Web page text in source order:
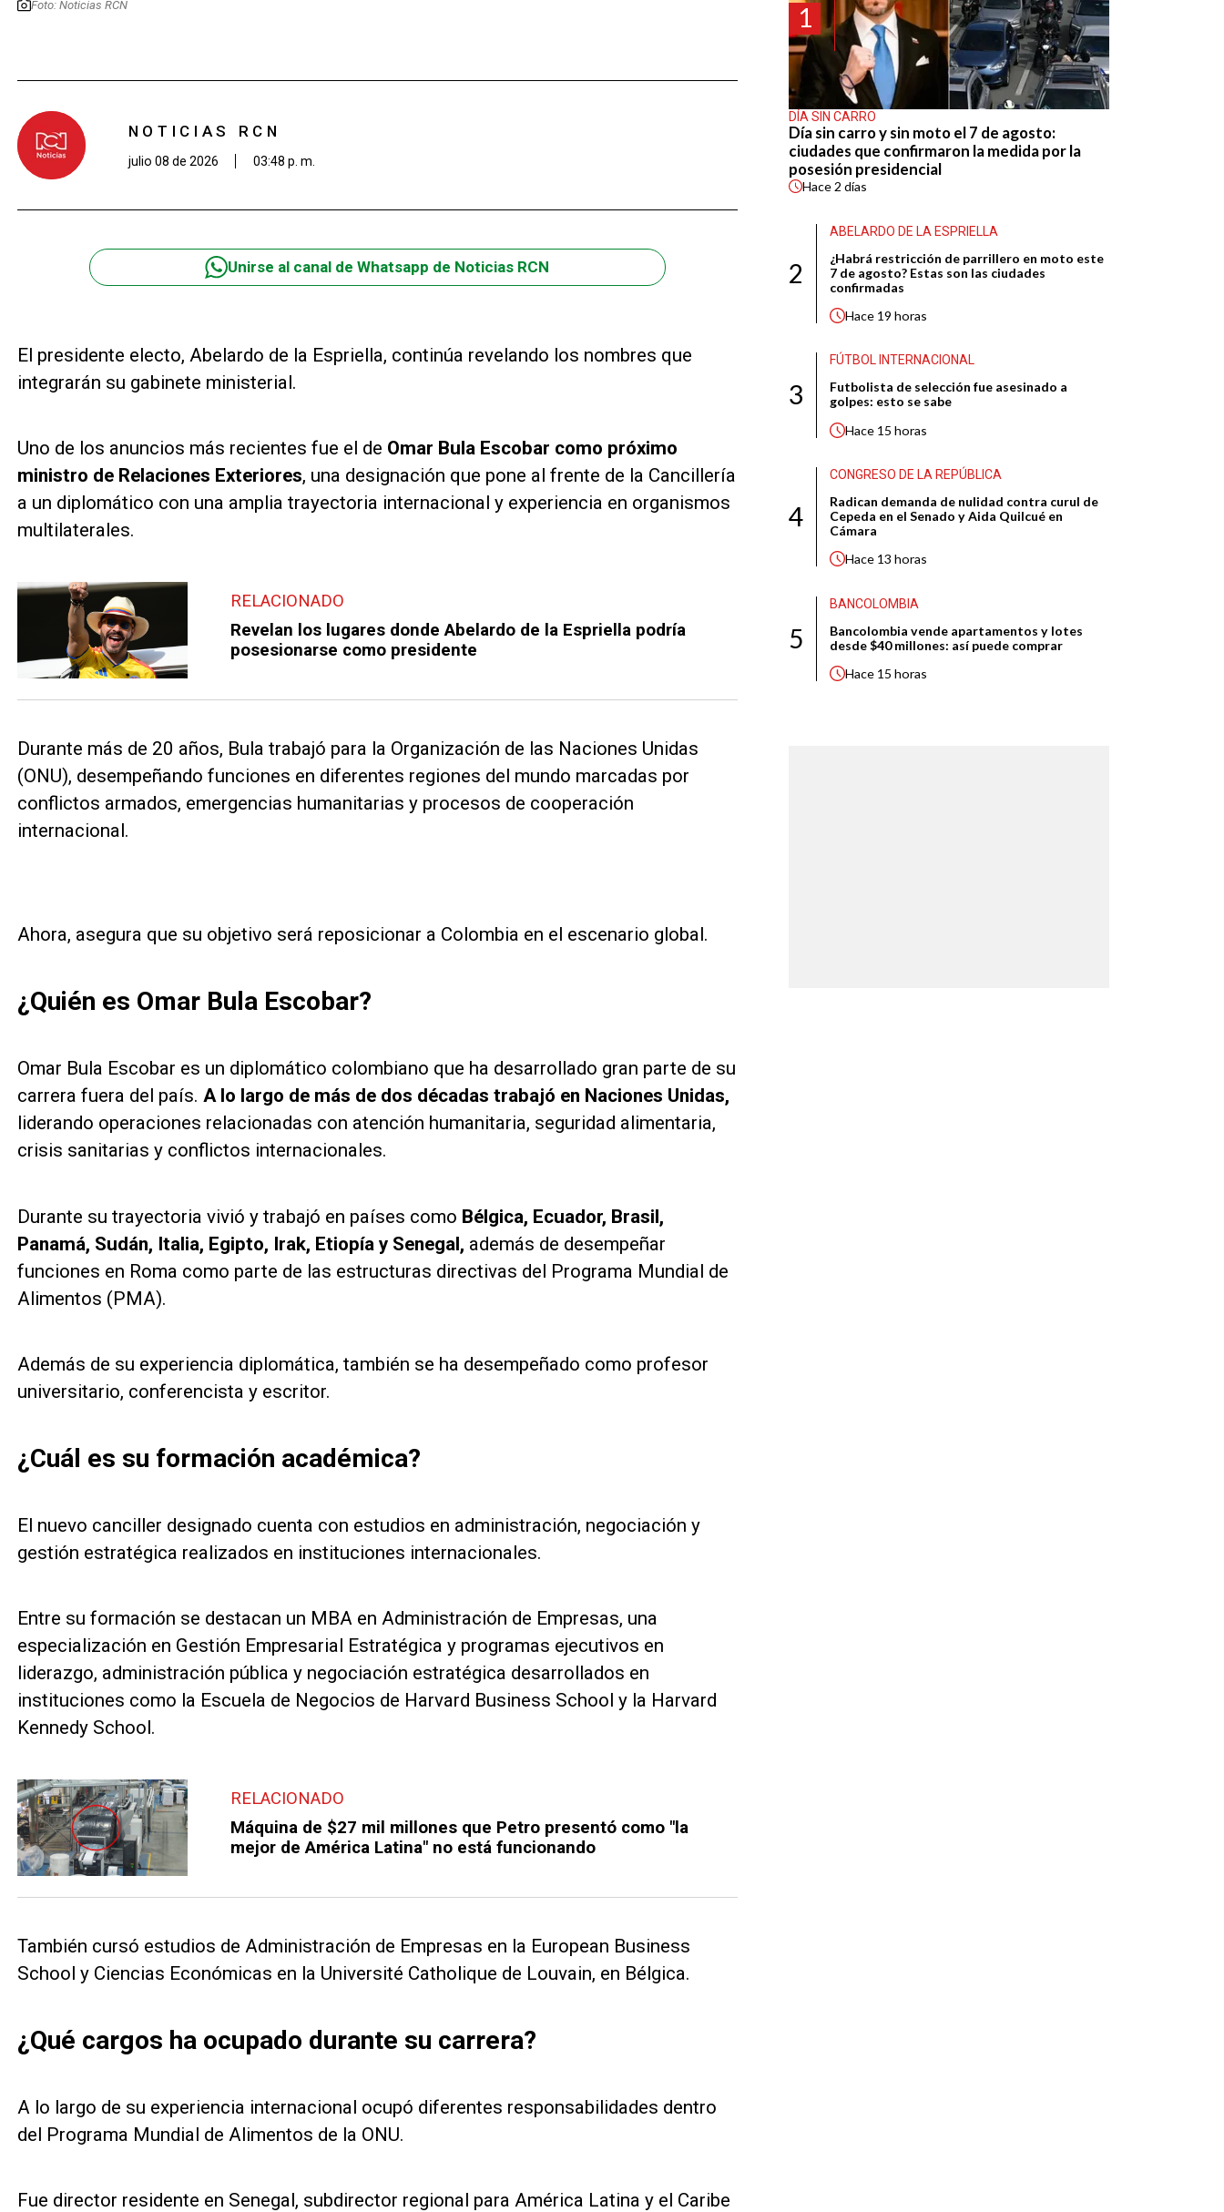
Foto: Noticias RCN
NOTICIAS RCN
julio 08 de 2026 03:48 p. m.
Unirse al canal de Whatsapp de Noticias RCN
El presidente electo, Abelardo de la Espriella, continúa revelando los nombres que
integrarán su gabinete ministerial.
Uno de los anuncios más recientes fue el de Omar Bula Escobar como próximo
ministro de Relaciones Exteriores, una designación que pone al frente de la Cancillería
a un diplomático con una amplia trayectoria internacional y experiencia en organismos
multilaterales.
RELACIONADO
Revelan los lugares donde Abelardo de la Espriella podría
posesionarse como presidente
Durante más de 20 años, Bula trabajó para la Organización de las Naciones Unidas
(ONU), desempeñando funciones en diferentes regiones del mundo marcadas por
conflictos armados, emergencias humanitarias y procesos de cooperación
internacional.
Ahora, asegura que su objetivo será reposicionar a Colombia en el escenario global.
¿Quién es Omar Bula Escobar?
Omar Bula Escobar es un diplomático colombiano que ha desarrollado gran parte de su
carrera fuera del país. A lo largo de más de dos décadas trabajó en Naciones Unidas,
liderando operaciones relacionadas con atención humanitaria, seguridad alimentaria,
crisis sanitarias y conflictos internacionales.
Durante su trayectoria vivió y trabajó en países como Bélgica, Ecuador, Brasil,
Panamá, Sudán, Italia, Egipto, Irak, Etiopía y Senegal, además de desempeñar
funciones en Roma como parte de las estructuras directivas del Programa Mundial de
Alimentos (PMA).
Además de su experiencia diplomática, también se ha desempeñado como profesor
universitario, conferencista y escritor.
¿Cuál es su formación académica?
El nuevo canciller designado cuenta con estudios en administración, negociación y
gestión estratégica realizados en instituciones internacionales.
Entre su formación se destacan un MBA en Administración de Empresas, una
especialización en Gestión Empresarial Estratégica y programas ejecutivos en
liderazgo, administración pública y negociación estratégica desarrollados en
instituciones como la Escuela de Negocios de Harvard Business School y la Harvard
Kennedy School.
RELACIONADO
Máquina de $27 mil millones que Petro presentó como "la
mejor de América Latina" no está funcionando
También cursó estudios de Administración de Empresas en la European Business
School y Ciencias Económicas en la Université Catholique de Louvain, en Bélgica.
¿Qué cargos ha ocupado durante su carrera?
A lo largo de su experiencia internacional ocupó diferentes responsabilidades dentro
del Programa Mundial de Alimentos de la ONU.
Fue director residente en Senegal, subdirector regional para América Latina y el Caribe
1
DÍA SIN CARRO
Día sin carro y sin moto el 7 de agosto:
ciudades que confirmaron la medida por la
posesión presidencial
Hace2 días
2
ABELARDO DE LA ESPRIELLA
¿Habrá restricción de parrillero en moto este
7 de agosto? Estas son las ciudades
confirmadas
Hace 19 horas
3
FÚTBOL INTERNACIONAL
Futbolista de selección fue asesinado a
golpes: esto se sabe
Hace 15 horas
4
CONGRESO DE LA REPÚBLICA
Radican demanda de nulidad contra curul de
Cepeda en el Senado y Aida Quilcué en
Cámara
Hace 13 horas
5
BANCOLOMBIA
Bancolombia vende apartamentos y lotes
desde $40 millones: así puede comprar
Hace 15 horas